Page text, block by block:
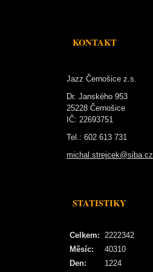
KONTAKT
Jazz Černošice z.s.
Dr. Janského 953
25228 Černošice
IČ: 22693751
Tel.: 602 613 731
michal.strejcek@siba.cz
STATISTIKY
Celkem: 2222342
Měsíc:
40310
Den:
1224